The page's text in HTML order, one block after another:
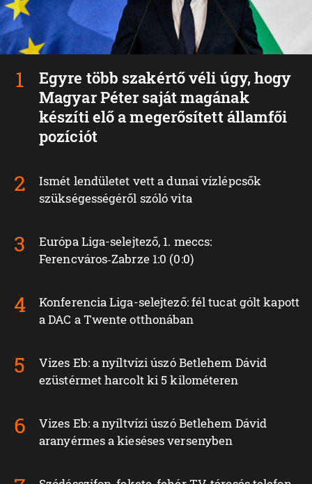
Egyre több szakértő véli úgy, hogy
Magyar Péter saját magának
készíti elő a megerősített államfői
pozíciót
Ismét lendületet vett a dunai vízlépcsők
szükségességéről szóló vita
Európa Liga-selejtező, 1. meccs:
Ferencváros‑Zabrze 1:0 (0:0)
Konferencia Liga-selejtező: fél tucat gólt kapott
a DAC a Twente otthonában
Vizes Eb: a nyíltvízi úszó Betlehem Dávid
ezüstérmet harcolt ki 5 kilométeren
Vizes Eb: a nyíltvízi úszó Betlehem Dávid
aranyérmes a kieséses versenyben